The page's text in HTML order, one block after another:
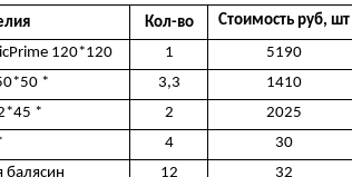
Кол-во Стоимость руб, шт
120*120 1 5190
* 3,3 1410
* 2 2025
4 30
балясин 12 32